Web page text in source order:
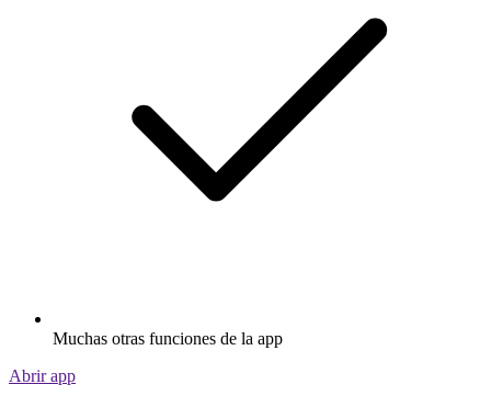
Muchas otras funciones de la app
Abrir app